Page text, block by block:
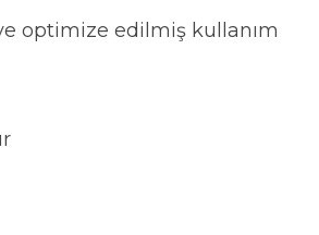
optimize edilmiş kullanım